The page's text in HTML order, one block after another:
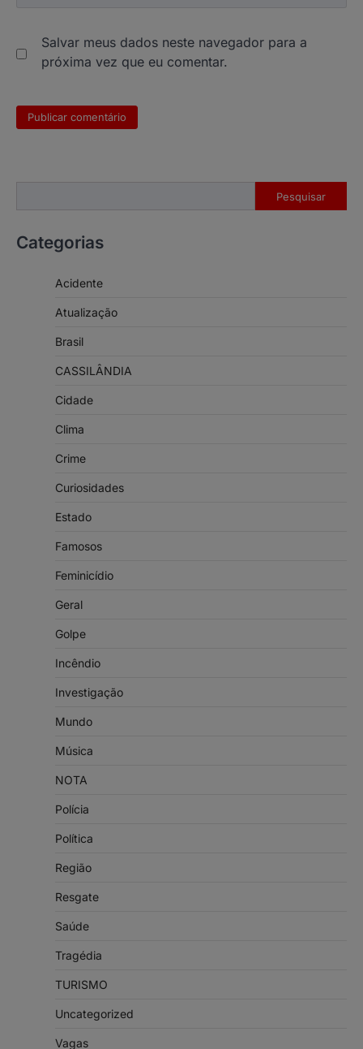
Salvar meus dados neste navegador para a
próxima vez que eu comentar.
Pesquisar
Categorias
Acidente
Atualização
Brasil
CASSILÂNDIA
Cidade
Clima
Crime
Curiosidades
Estado
Famosos
Feminicídio
Geral
Golpe
Incêndio
Investigação
Mundo
Música
NOTA
Polícia
Política
Região
Resgate
Saúde
Tragédia
TURISMO
Uncategorized
Vagas